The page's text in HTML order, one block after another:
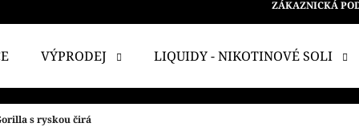
ZÁKAZNICKÁ
VÝPRODEJ LIQUIDY - NIKOTINOVÉ SOLI
s ryskou čirá
NAJÍT?